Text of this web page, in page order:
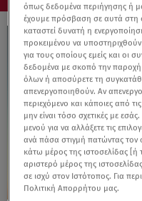
όπως δεδομένα περιήγησης ή
έχουμε πρόσβαση σε αυτά στη
καταστεί δυνατή η
προκειμένου να
για τους οποίους εμείς και οι
δεδομένα με σκοπό την
όλων ή αποσύρετε τη
απενεργοποιηθούν. Αν
περιεχόμενο και κάποιες από
μην είναι τόσο σχετικές με
μενού για να αλλάξετε τις
ανά πάσα στιγμή πατώντας τον
κάτω μέρος της ιστοσελίδας [ή
αριστερό μέρος της
σε ισχύ στον Ιστότοπος. Για
Πολιτική Απορρήτου μας.